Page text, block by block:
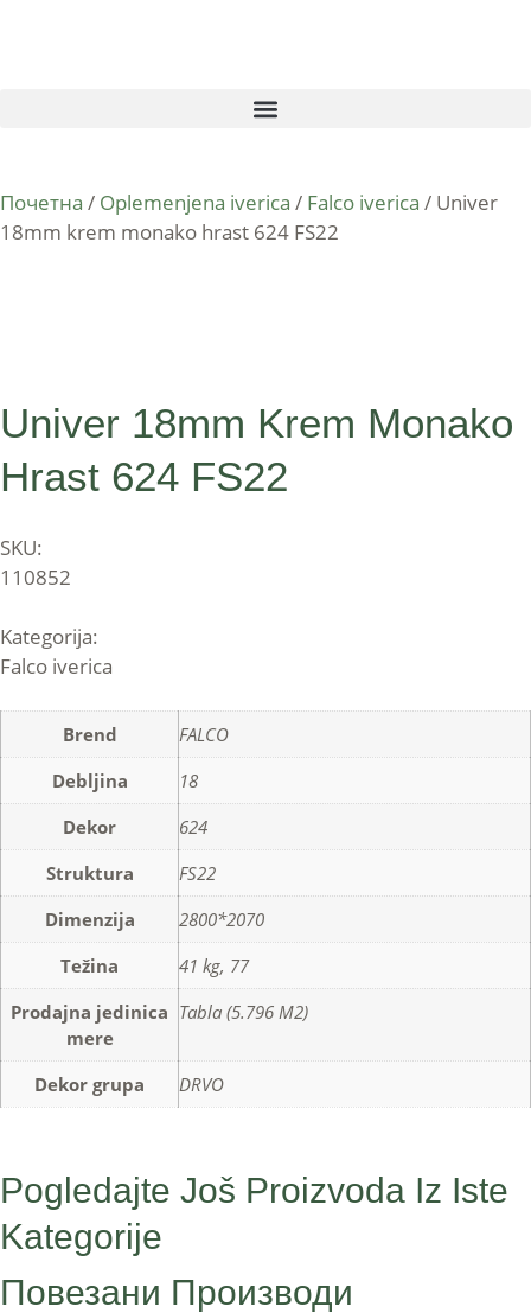
Почетна / Oplemenjena iverica / Falco iverica / Univer
18mm krem monako hrast 624 FS22
Univer 18mm Krem Monako
Hrast 624 FS22
SKU:
110852
Kategorija:
Falco iverica
Brend
FALCO
Debljina
18
Dekor
624
Struktura
FS22
Dimenzija
2800*2070
Težina
41 kg, 77
Prodajna jedinica
mere
Tabla (5.796 M2)
Dekor grupa DRVO
Pogledajte Još Proizvoda Iz Iste
Kategorije
Повезани Производи